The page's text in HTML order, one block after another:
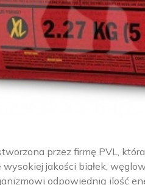
przez firmę PVL,
wysokiej jakości białek,
odpowiednią ilość